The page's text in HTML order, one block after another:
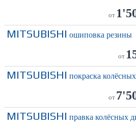
от
MITSUBISHI ошиповка резины
от
MITSUBISHI покраска
от
MITSUBISHI правка колёсных